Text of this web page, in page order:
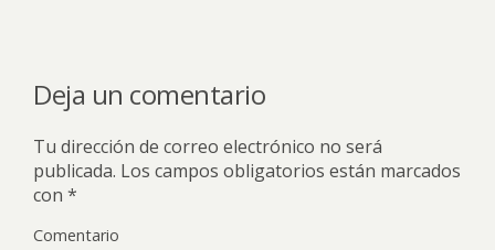
Deja un comentario
Tu dirección de correo electrónico no será
publicada. Los campos obligatorios están marcados
con *
Comentario